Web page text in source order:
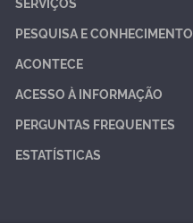
PESQUISA E CONHECIMENTO
ACONTECE
ACESSO À INFORMAÇÃO
PERGUNTAS FREQUENTES
ESTATÍSTICAS